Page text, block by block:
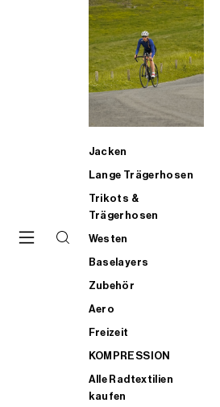
Jacken
Lange Trägerhosen
Trikots &
Trägerhosen
Westen
Baselayers
Zubehör
Aero
Freizeit
KOMPRESSION
Alle Radtextilien
kaufen